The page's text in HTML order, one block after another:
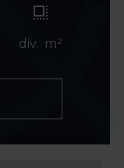
div. m²